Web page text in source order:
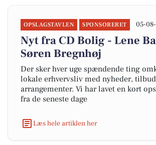
OPSLAGSTAVLEN SPONSORERET 05-
Nyt fra CD Bolig - Lene
Søren Bregnhøj
Der sker hver uge spændende ting
lokale erhvervsliv med nyheder,
arrangementer. Vi har lavet en kort
fra de seneste dage
Læs hele artiklen her